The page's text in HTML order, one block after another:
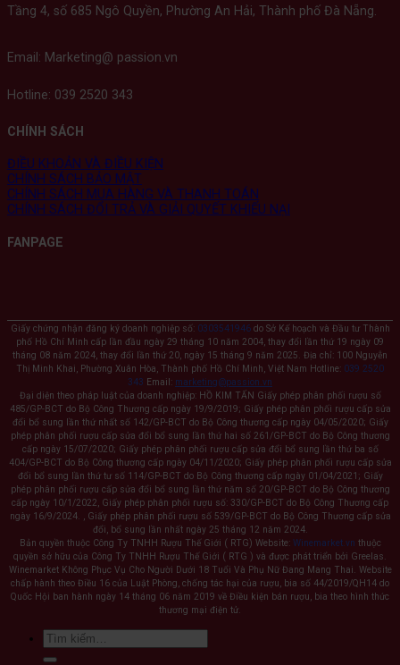
Tầng 4, số 685 Ngô Quyền, Phường An Hải, Thành phố Đà Nẵng.
Email: Marketing@ passion.vn
Hotline: 039 2520 343
CHÍNH SÁCH
ĐIỀU KHOẢN VÀ ĐIỀU KIỆN
CHÍNH SÁCH BẢO MẬT
CHÍNH SÁCH MUA HÀNG VÀ THANH TOÁN
CHÍNH SÁCH ĐỔI TRẢ VÀ GIẢI QUYẾT KHIẾU NẠI
FANPAGE
Giấy chứng nhận đăng ký doanh nghiệp số: 0303541946do Sở Kế hoạch và Đầu tư Thành
phố Hồ Chí Minh cấp lần đầu ngày 29 tháng 10 năm 2004, thay đổi lần thứ 19 ngày 09
tháng 08 năm 2024, thay đổi lần thứ 20, ngày 15 tháng 9 năm 2025. Địa chỉ: 100 Nguyễn
Thị Minh Khai, Phường Xuân Hòa, Thành phố Hồ Chí Minh, Việt Nam Hotline: 039 2520
343 Email: marketing@passion.vn
Đại diện theo pháp luật của doanh nghiệp: HỒ KIM TẤN Giấy phép phân phối rượu số
485/GP-BCT do Bộ Công Thương cấp ngày 19/9/2019; Giấy phép phân phối rượu cấp sửa
đổi bổ sung lần thứ nhất số 142/GP-BCT do Bộ Công thương cấp ngày 04/05/2020; Giấy
phép phân phối rượu cấp sửa đổi bổ sung lần thứ hai số 261/GP-BCT do Bộ Công thương
cấp ngày 15/07/2020; Giấy phép phân phối rượu cấp sửa đổi bổ sung lần thứ ba số
404/GP-BCT do Bộ Công thương cấp ngày 04/11/2020; Giấy phép phân phối rượu cấp sửa
đổi bổ sung lần thứ tư số 114/GP-BCT do Bộ Công thương cấp ngày 01/04/2021; Giấy
phép phân phối rượu cấp sửa đổi bổ sung lần thứ năm số 20/GP-BCT do Bộ Công thương
cấp ngày 10/1/2022, Giấy phép phân phối rượu số: 330/GP-BCT do Bộ Công Thương cấp
ngày 16/9/2024. , Giấy phép phân phối rượu số 539/GP-BCT do Bộ Công Thương cấp sửa
đổi, bổ sung lần nhất ngày 25 tháng 12 năm 2024.
Bản quyền thuộc Công Ty TNHH Rượu Thế Giới ( RTG) Website: Winemarket.vn thuộc
quyền sở hữu của Công Ty TNHH Rượu Thế Giới ( RTG ) và được phát triển bởi Greelas.
Winemarket Không Phục Vụ Cho Người Dưới 18 Tuổi Và Phụ Nữ Đang Mang Thai. Website
chấp hành theo Điều 16 của Luật Phòng, chống tác hại của rượu, bia số 44/2019/QH14 do
Quốc Hội ban hành ngày 14 tháng 06 năm 2019 về Điều kiện bán rượu, bia theo hình thức
thương mại điện tử.
Tìm
kiếm: